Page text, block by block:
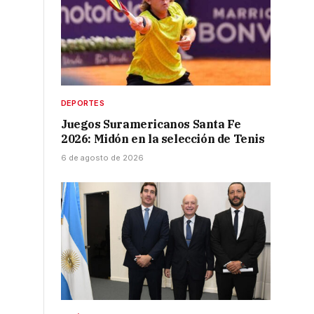
DEPORTES
Juegos Suramericanos Santa Fe
2026: Midón en la selección de Tenis
6 de agosto de 2026